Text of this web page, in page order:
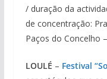
/ duração da
de concentração:
Paços do Concelho
LOULÉ – Festival